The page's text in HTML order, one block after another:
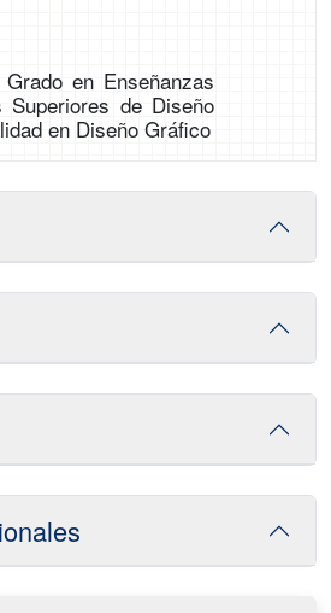
en Enseñanzas
Superiores de Diseño
en Diseño Gráfico